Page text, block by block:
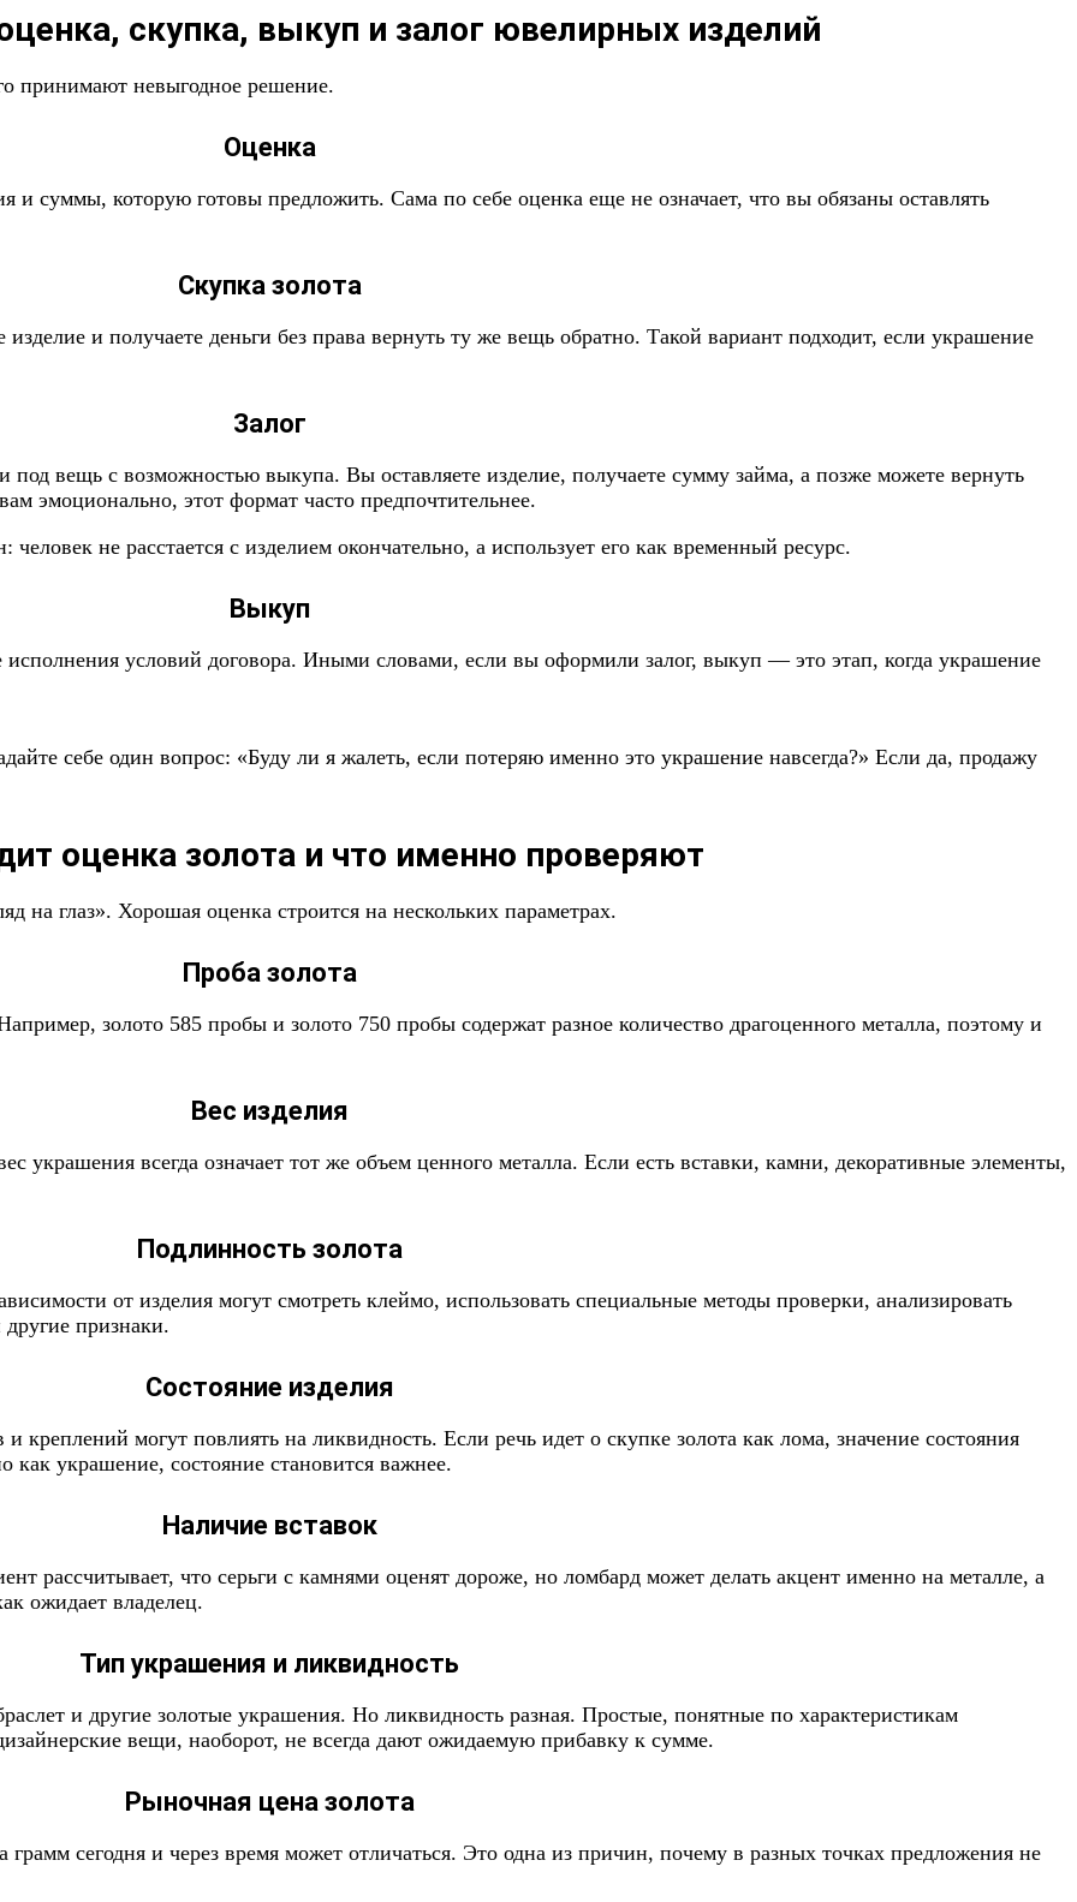
скупка, выкуп и залог ювелирных изделий
принимают невыгодное решение.
Оценка
и суммы, которую готовы предложить. Сама по себе оценка еще не означает, что вы обязаны оставлять
Скупка золота
и получаете деньги без права вернуть ту же вещь обратно. Такой вариант подходит, если украшение
Залог
вещь с возможностью выкупа. Вы оставляете изделие, получаете сумму займа, а позже можете вернуть
эмоционально, этот формат часто предпочтительнее.
человек не расстается с изделием окончательно, а использует его как временный ресурс.
Выкуп
условий договора. Иными словами, если вы оформили залог, выкуп — это этап, когда украшение
себе один вопрос: «Буду ли я жалеть, если потеряю именно это украшение навсегда?» Если да, продажу
оценка золота и что именно проверяют
на глаз». Хорошая оценка строится на нескольких параметрах.
Проба золота
золото 585 пробы и золото 750 пробы содержат разное количество драгоценного металла, поэтому и
Вес изделия
украшения всегда означает тот же объем ценного металла. Если есть вставки, камни, декоративные элементы,
Подлинность золота
от изделия могут смотреть клеймо, использовать специальные методы проверки, анализировать
признаки.
Состояние изделия
могут повлиять на ликвидность. Если речь идет о скупке золота как лома, значение состояния
украшение, состояние становится важнее.
Наличие вставок
рассчитывает, что серьги с камнями оценят дороже, но ломбард может делать акцент именно на металле, а
ожидает владелец.
Тип украшения и ликвидность
и другие золотые украшения. Но ликвидность разная. Простые, понятные по характеристикам
вещи, наоборот, не всегда дают ожидаемую прибавку к сумме.
Рыночная цена золота
грамм сегодня и через время может отличаться. Это одна из причин, почему в разных точках предложения не